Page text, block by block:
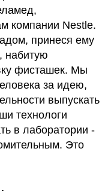
компании Nestle.
принеся ему
набитую
фисташек. Мы
за идею,
выпускать
технологи
в лаборатории -
Это